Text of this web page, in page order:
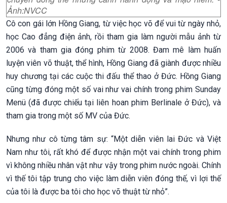
Ảnh:NVCC
Cô con gái lớn Hồng Giang, từ việc học võ để vui từ ngày nhỏ,
học Cao đẳng điện ảnh, rồi tham gia làm người mẫu ảnh từ
2006 và tham gia đóng phim từ 2008. Đam mê làm huấn
luyện viên võ thuật, thể hình, Hồng Giang đã giành được nhiều
huy chương tại các cuộc thi đấu thể thao ở Đức. Hồng Giang
cũng từng đóng một số vai như vai chính trong phim Sunday
Menü (đã được chiếu tại liên hoan phim Berlinale ở Đức), và
tham gia trong một số MV của Đức.
Nhưng như cô từng tâm sự: “Một diễn viên lai Đức và Việt
Nam như tôi, rất khó để được nhận một vai chính trong phim
vì không nhiều nhân vật như vậy trong phim nước ngoài. Chính
vì thế tôi tập trung cho việc làm diễn viên đóng thế, vì lợi thế
của tôi là được ba tôi cho học võ thuật từ nhỏ”.